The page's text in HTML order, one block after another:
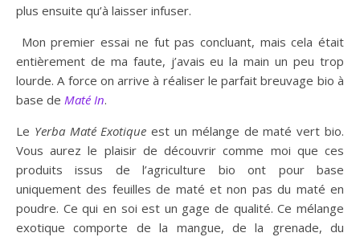
plus ensuite qu’à laisser infuser.
Mon premier essai ne fut pas concluant, mais cela était
entièrement de ma faute, j’avais eu la main un peu trop
lourde. A force on arrive à réaliser le parfait breuvage bio à
base de Maté In.
Le Yerba Maté Exotique est un mélange de maté vert bio.
Vous aurez le plaisir de découvrir comme moi que ces
produits issus de l’agriculture bio ont pour base
uniquement des feuilles de maté et non pas du maté en
poudre. Ce qui en soi est un gage de qualité. Ce mélange
exotique comporte de la mangue, de la grenade, du